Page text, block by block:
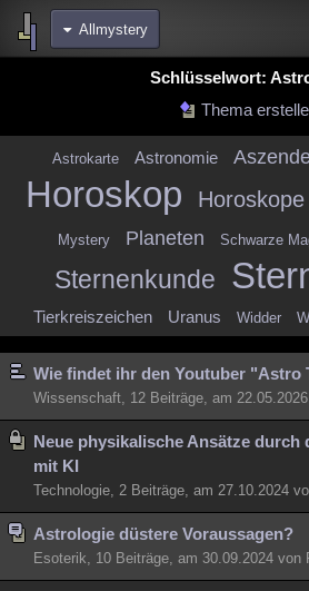
Allmystery
Diskussionen
meine Rubriken
Wissenschaft
weitere Rubriken
Philosophie Träume Orte
Musik Clash
Übersichten
Lesenswert Schlüsselwörter
Schlüsselwort:
Thema
Astrokarte Astronomie
Horoskop Horoskope
Mystery Planeten Schwarze
Sternenkunde
Tierkreiszeichen Uranus Widder
Wie findet ihr den Youtuber "Astro
Wissenschaft, 12 Beiträge, am
Neue physikalische Ansätze durch
mit KI
Technologie, 2 Beiträge, am 27.10.2024
Astrologie düstere Voraussagen?
Esoterik, 10 Beiträge, am 30.09.2024 von